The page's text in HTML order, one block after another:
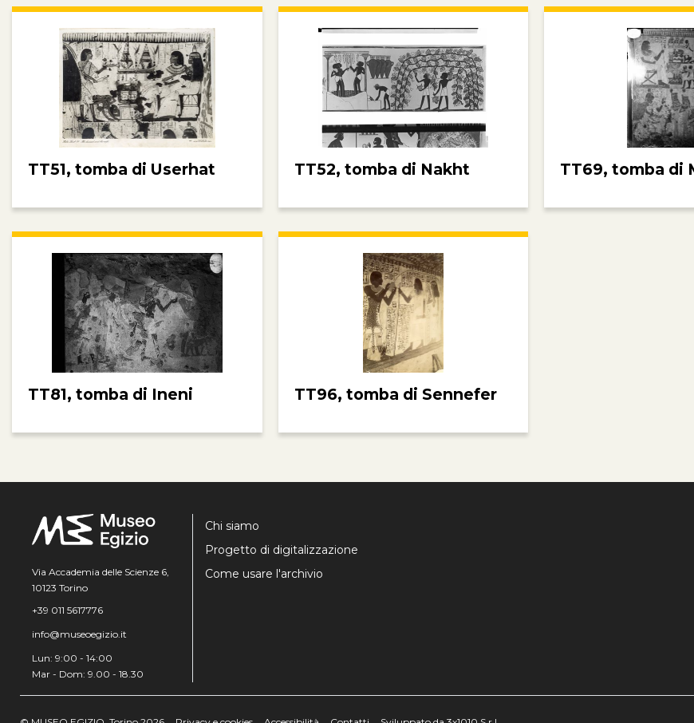
TT51, tomba di Userhat TT52, tomba di Nakht TT69, tomba di
TT81, tomba di Ineni TT96, tomba di Sennefer
Via Accademia delle Scienze 6,
10123 Torino
+39 011 5617776
info@museoegizio.it
Lun: 9:00 - 14:00
Mar - Dom: 9.00 - 18.30
Chi siamo
Progetto di digitalizzazione
Come usare l'archivio